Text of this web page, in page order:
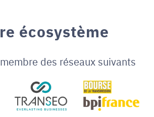
écosystème
des réseaux suivants